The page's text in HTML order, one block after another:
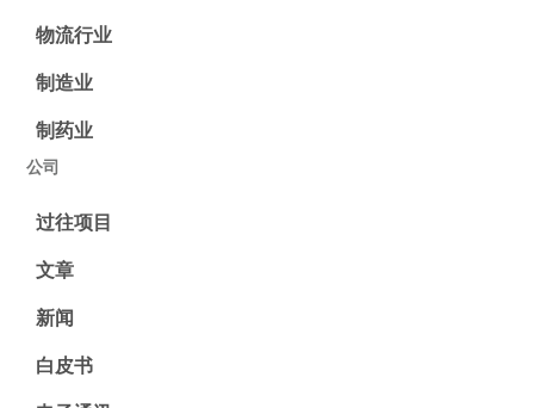
物流行业
制造业
制药业
公司
过往项目
文章
新闻
白皮书